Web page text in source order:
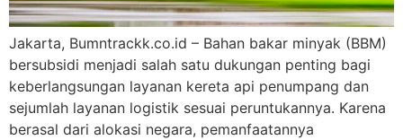
Jakarta, Bumntrackk.co.id – Bahan bakar minyak (BBM)
bersubsidi menjadi salah satu dukungan penting bagi
keberlangsungan layanan kereta api penumpang dan
sejumlah layanan logistik sesuai peruntukannya. Karena
berasal dari alokasi negara, pemanfaatannya